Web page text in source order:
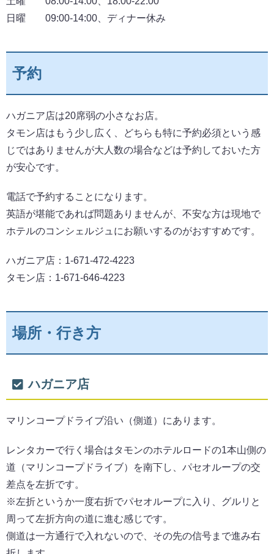
日曜 09:00-14:00、ディナー休み
予約
ハガニア店は20席弱の小さなお店。
タモン店はもう少し広く、どちらも特に予約必須という感
じではありませんが大人数の場合などは予約しておいた方
が安心です。
電話で予約することになります。
英語が堪能であれば問題ありませんが、不安な方は現地で
ホテルのコンシェルジュにお願いするのがおすすめです。
ハガニア店：1-671-472-4223
タモン店：1-671-646-4223
場所・行き方
ハガニア店
マリンコープドライブ沿い（側道）にあります。
レンタカーで行く場合はタモンのホテルロードの1本山側の
道（マリンコープドライブ）を南下し、パセオループの交
差点を左折です。
※左折というか一度右折でパセオループに入り、グルリと
周って左折方向の道に進む感じです。
側道は一方通行で入れないので、その先の信号まで進み右